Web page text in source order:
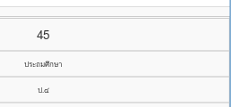
45
ประถมศึกษา
ป.๔